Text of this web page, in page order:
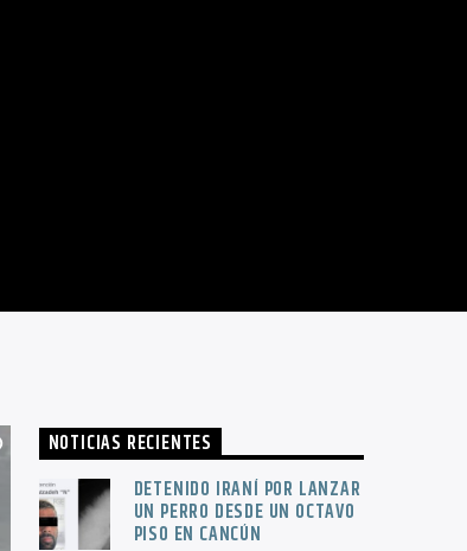
NOTICIAS RECIENTES
DETENIDO IRANÍ POR LANZAR
UN PERRO DESDE UN OCTAVO
PISO EN CANCÚN